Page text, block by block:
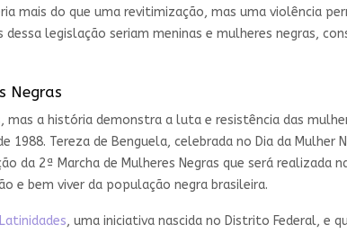
mais do que uma revitimização, mas uma violência
dessa legislação seriam meninas e mulheres negras,
Negras
a história demonstra a luta e resistência das
1988. Tereza de Benguela, celebrada no Dia da
da 2ª Marcha de Mulheres Negras que será
e bem viver da população negra brasileira.
, uma iniciativa nascida no Distrito Federal, e